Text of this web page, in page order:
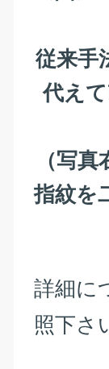
従来手
代え
（写
指紋を
詳細に
照下さ